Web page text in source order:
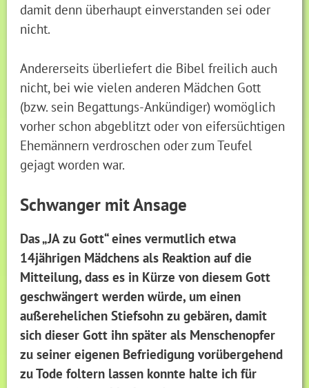
damit denn überhaupt einverstanden sei oder
nicht.
Andererseits überliefert die Bibel freilich auch
nicht, bei wie vielen anderen Mädchen Gott
(bzw. sein Begattungs-Ankündiger) womöglich
vorher schon abgeblitzt oder von eifersüchtigen
Ehemännern verdroschen oder zum Teufel
gejagt worden war.
Schwanger mit Ansage
Das „JA zu Gott“ eines vermutlich etwa
14jährigen Mädchens als Reaktion auf die
Mitteilung, dass es in Kürze von diesem Gott
geschwängert werden würde, um einen
außerehelichen Stiefsohn zu gebären, damit
sich dieser Gott ihn später als Menschenopfer
zu seiner eigenen Befriedigung vorübergehend
zu Tode foltern lassen konnte halte ich für